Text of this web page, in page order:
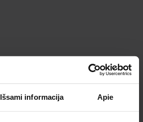
Išsami informacija Apie